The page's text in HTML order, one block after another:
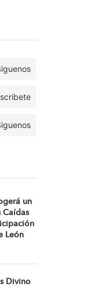
un
Caídas
León
Divino